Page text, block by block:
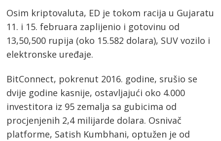
Osim kriptovaluta, ED je tokom racija u Gujaratu
11. i 15. februara zaplijenio i gotovinu od
13,50,500 rupija (oko 15.582 dolara), SUV vozilo i
elektronske uređaje.
BitConnect, pokrenut 2016. godine, srušio se
dvije godine kasnije, ostavljajući oko 4.000
investitora iz 95 zemalja sa gubicima od
procjenjenih 2,4 milijarde dolara. Osnivač
platforme, Satish Kumbhani, optužen je od